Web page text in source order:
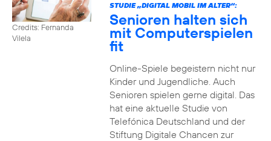
Credits: Fernanda
Vilela
STUDIE „DIGITAL MOBIL IM ALTER“:
Senioren halten sich
mit Computerspielen
fit
Online-Spiele begeistern nicht nur
Kinder und Jugendliche. Auch
Senioren spielen gerne digital. Das
hat eine aktuelle Studie von
Telefónica Deutschland und der
Stiftung Digitale Chancen zur